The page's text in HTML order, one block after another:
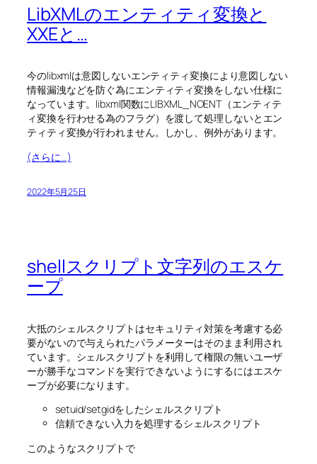
LibXMLのエンティティ変換と
XXEと…
今のlibxmlは意図しないエンティティ変換により意図しない
情報漏洩などを防ぐ為にエンティティ変換をしない仕様に
なっています。libxml関数にLIBXML_NOENT（エンティテ
ィ変換を行わせる為のフラグ）を渡して処理しないとエン
ティティ変換が行われません。しかし、例外があります。
(さらに…)
2022年5月25日
shellスクリプト文字列のエスケ
ープ
大抵のシェルスクリプトはセキュリティ対策を考慮する必
要がないので与えられたパラメーターはそのまま利用され
ています。シェルスクリプトを利用して権限の無いユーザ
ーが勝手なコマンドを実行できないようにするにはエスケ
ープが必要になります。
setuid/setgidをしたシェルスクリプト
信頼できない入力を処理するシェルスクリプト
このようなスクリプトで